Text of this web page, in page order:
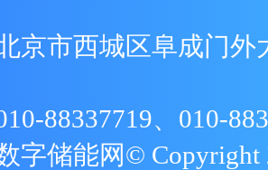
京市西城区阜成门外
88337719、010-
字储能网© Copyright